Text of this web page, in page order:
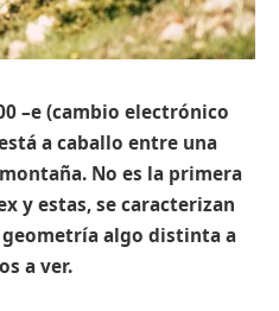
–e (cambio electrónico
a caballo entre una
No es la primera
y estas, se caracterizan
algo distinta a
a ver.